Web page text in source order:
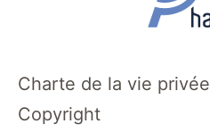
Charte de la vie privée
Copyright